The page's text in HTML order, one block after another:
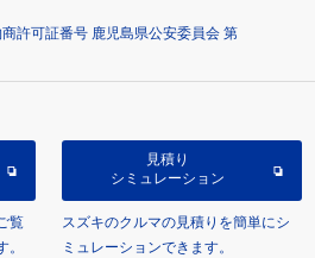
許可証番号 鹿児島県公安委員会 第
覧
見積り
シミュレーション
スズキのクルマの見積りを簡単にシ
ミュレーションできます。